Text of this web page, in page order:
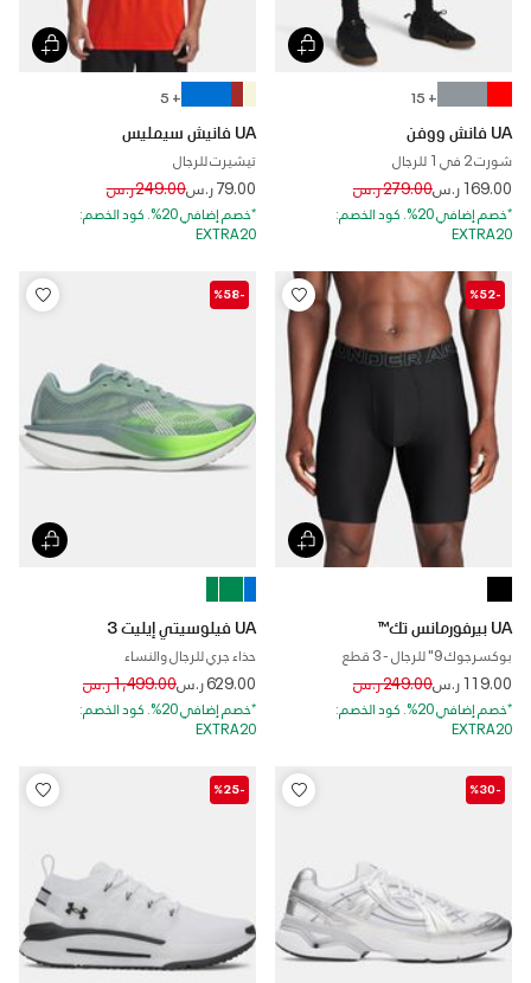
+ 15
UA فانش ووفن
شورت 2 في 1 للرجال
169.00 ر.س Price reduced from
279.00 ر.س to
*خصم إضافي 20%. كود الخصم:
EXTRA20
+ 5
UA فانيش سيمليس
تيشيرت للرجال
79.00 ر.س Price reduced from
249.00 ر.س to
*خصم إضافي 20%. كود الخصم:
EXTRA20
-%52
UA بيرفورمانس تك™
بوكسرجوك 9" للرجال - 3 قطع
119.00 ر.س Price reduced from
249.00 ر.س to
*خصم إضافي 20%. كود الخصم:
EXTRA20
-%58
UA فيلوسيتي إيليت 3
حذاء جري للرجال والنساء
629.00 ر.س Price reduced from
1,499.00 ر.س to
*خصم إضافي 20%. كود الخصم:
EXTRA20
-%30
-%25